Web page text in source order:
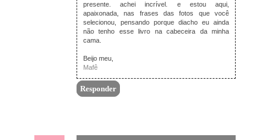
presente. achei incrível. e estou aqui,
apaixonada, nas frases das fotos que você
selecionou, pensando porque diacho eu ainda
não tenho esse livro na cabeceira da minha
cama.
Beijo meu,
Mafê
Responder